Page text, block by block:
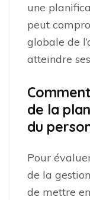
une
peut
globale de
atteindre
de la
du
Pour
de la
de mettre